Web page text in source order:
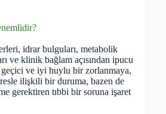
idrar bulguları, metabolik
ve klinik bağlam açısından ipucu
ve iyi huylu bir zorlanmaya,
ilişkili bir duruma, bazen de
gerektiren tıbbi bir soruna işaret